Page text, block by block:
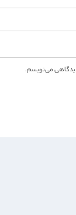
دیدگاهی می‌نویسم.